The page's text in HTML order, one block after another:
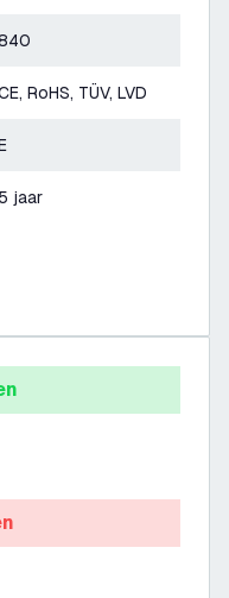
RoHS, TÜV, LVD
5 jaar